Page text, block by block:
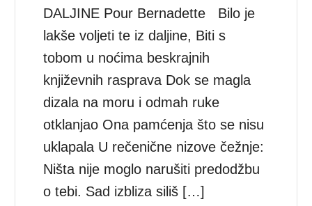
DALJINE Pour Bernadette Bilo je
lakše voljeti te iz daljine, Biti s
tobom u noćima beskrajnih
književnih rasprava Dok se magla
dizala na moru i odmah ruke
otklanjao Ona pamćenja što se nisu
uklapala U rečenične nizove čežnje:
Ništa nije moglo narušiti predodžbu
o tebi. Sad izbliza siliš […]